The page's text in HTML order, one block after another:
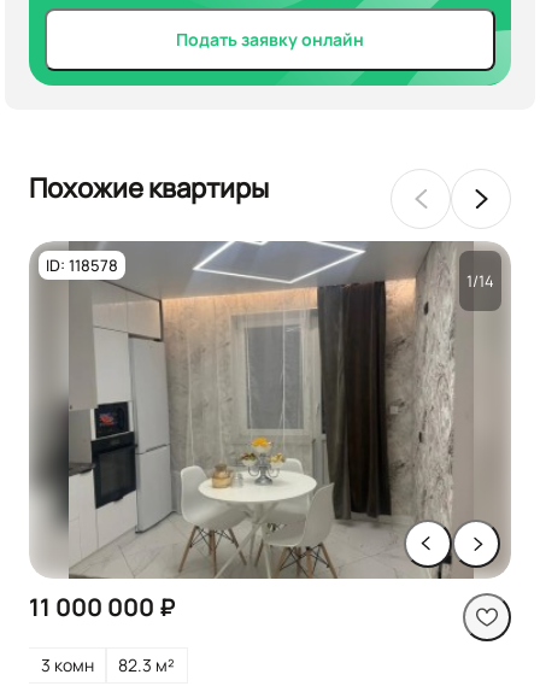
Подать заявку онлайн
Похожие квартиры
ID: 118578
1/14
11 000 000 ₽
3 комн 82.3 м²